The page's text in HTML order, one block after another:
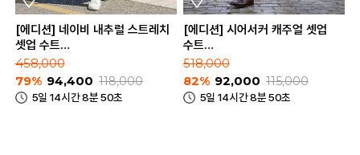
[에디션] 네이비 내추럴 스트레치
셋업 수트
(NEE2KG1953_NEE2PP1953_NV)
458,000
79% 94,400 118,000
5일 14시간 8분 50초
[에디션] 시어서커 캐주얼 셋업
수트
518,000
82% 92,000 115,000
5일 14시간 8분 50초